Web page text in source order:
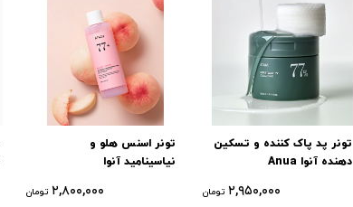
تونر پد پاک کننده و تسکین
دهنده آنوا Anua
۲,۹۵۰,۰۰۰ تومان
تونر اسنس هلو و
نیاسینامید آنوا
۲,۸۰۰,۰۰۰ تومان